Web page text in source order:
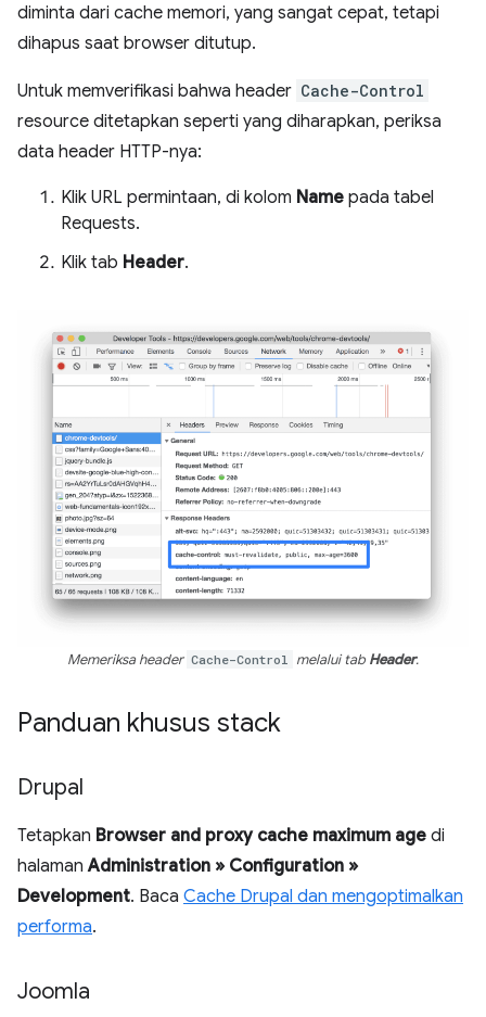
diminta dari cache memori, yang sangat cepat, tetapi
dihapus saat browser ditutup.
Untuk memverifikasi bahwa header Cache-Control
resource ditetapkan seperti yang diharapkan, periksa
data header HTTP-nya:
Klik URL permintaan, di kolom Name pada tabel
Requests.
Klik tab Header.
Memeriksa header Cache-Control melalui tabHeader.
Panduan khusus stack
Drupal
Tetapkan Browser and proxy cache maximum age di
halamanAdministration » Configuration »
Development. Baca Cache Drupal dan mengoptimalkan
performa.
Joomla